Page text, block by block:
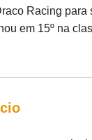
Racing
em 15º na